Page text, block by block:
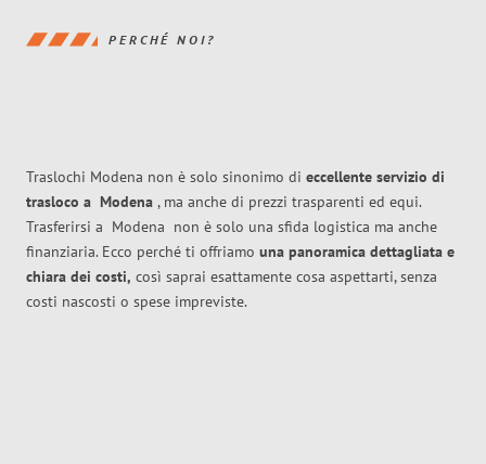
PERCHÉ NOI?
Traslochi Modena non è solo sinonimo di eccellente servizio di
trasloco a Modena , ma anche di prezzi trasparenti ed equi.
Trasferirsi a Modena non è solo una sfida logistica ma anche
finanziaria. Ecco perché ti offriamo una panoramica dettagliata e
chiara dei costi, così saprai esattamente cosa aspettarti, senza
costi nascosti o spese impreviste.